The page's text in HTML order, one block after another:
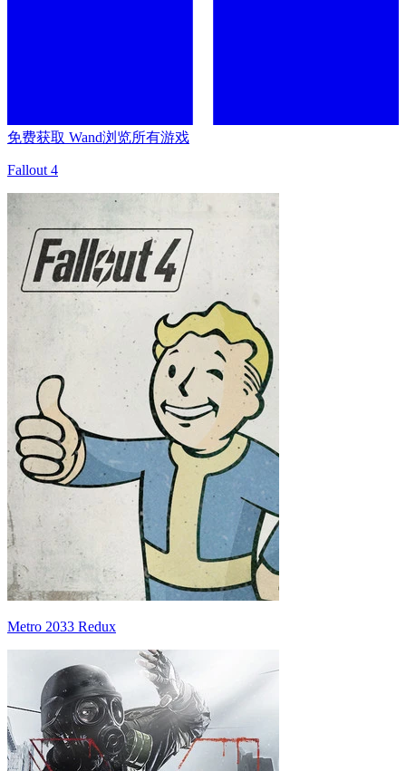
免费获取 Wand浏览所有游戏
Fallout 4
Metro 2033 Redux